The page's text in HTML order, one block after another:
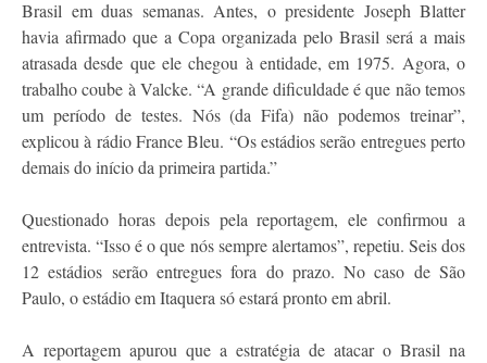
Brasil em duas semanas. Antes, o presidente Joseph Blatter
havia afirmado que a Copa organizada pelo Brasil será a mais
atrasada desde que ele chegou à entidade, em 1975. Agora, o
trabalho coube à Valcke. “A grande dificuldade é que não temos
um período de testes. Nós (da Fifa) não podemos treinar”,
explicou à rádio France Bleu. “Os estádios serão entregues perto
demais do início da primeira partida.”
Questionado horas depois pela reportagem, ele confirmou a
entrevista. “Isso é o que nós sempre alertamos”, repetiu. Seis dos
12 estádios serão entregues fora do prazo. No caso de São
Paulo, o estádio em Itaquera só estará pronto em abril.
A reportagem apurou que a estratégia de atacar o Brasil na